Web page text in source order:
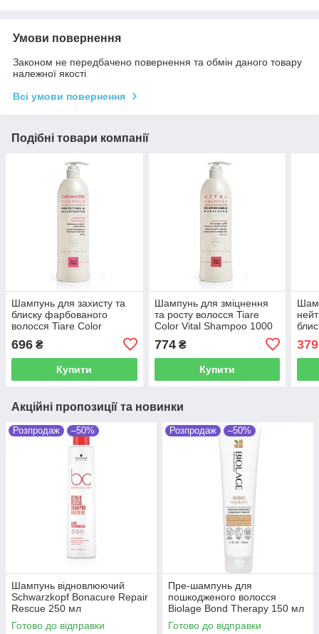
Умови повернення
Законом не передбачено повернення та обмін даного товару
належної якості
Всі умови повернення
Подібні товари компанії
Шампунь для захисту та
блиску фарбованого
волосся Tiare Color
Chromatic Shampoo 1000
мл
696 ₴
Купити
Шампунь для зміцнення
та росту волосся Tiare
Color Vital Shampoo 1000
774₴
Купити
Акційні пропозиції та новинки
Розпродаж –50%
Шампунь відновлюючий
Schwarzkopf Bonacure Repair
Rescue 250 мл
Готово до відправки
Розпродаж –50%
Пре-шампунь для
пошкодженого волосся
Biolage Bond Therapy 150 мл
Готово до відправки